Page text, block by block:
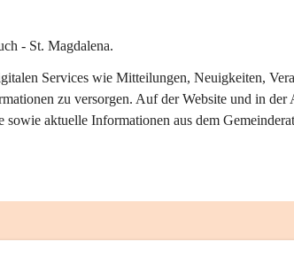
- St. Magdalena.
Services wie Mitteilungen, Neuigkeiten,
zu versorgen. Auf der Website und in
sowie aktuelle Informationen aus dem